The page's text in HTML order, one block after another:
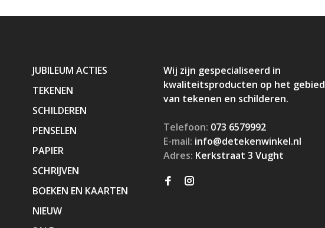
JUBILEUM ACTIES
TEKENEN
SCHILDEREN
PENSELEN
PAPIER
SCHRIJVEN
BOEKEN EN KAARTEN
NIEUW
Wij zijn gespecialiseerd in
kwaliteitsproducten op het gebied
van tekenen en schilderen.
Telefoon: 073 6579992
E-mail: info@detekenwinkel.nl
Adres: Kerkstraat 3 Vught